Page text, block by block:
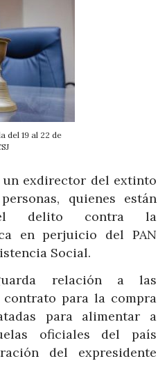
del 19 al 22 de
exdirector del extinto
quienes están
delito contra la
en perjuicio del PAN
Social.
relación a las
para la compra
para alimentar a
oficiales del país
del expresidente